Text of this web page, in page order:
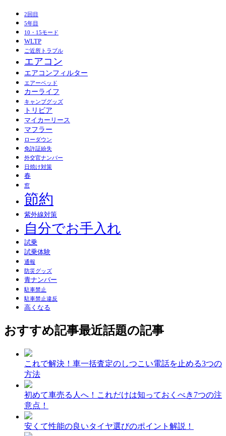
2回目
5年目
10・15モード
WLTP
ご近所トラブル
エアコン
エアコンフィルター
エアーベッド
カーライフ
キャンプグッズ
トリビア
マイカーリース
マフラー
ローダウン
免許証紛失
外交官ナンバー
日焼け対策
春
窓
節約
紫外線対策
自分でお手入れ
試乗
試乗体験
通報
防災グッズ
青ナンバー
駐車禁止
駐車禁止違反
高くなる
おすすめ記事最近話題の記事
これで解決！車一括査定のしつこい電話を止める3つの
方法
初めて車売る人へ！これだけは知っておくべき7つの注
意点！
安くて性能の良いタイヤ選びのポイント解説！